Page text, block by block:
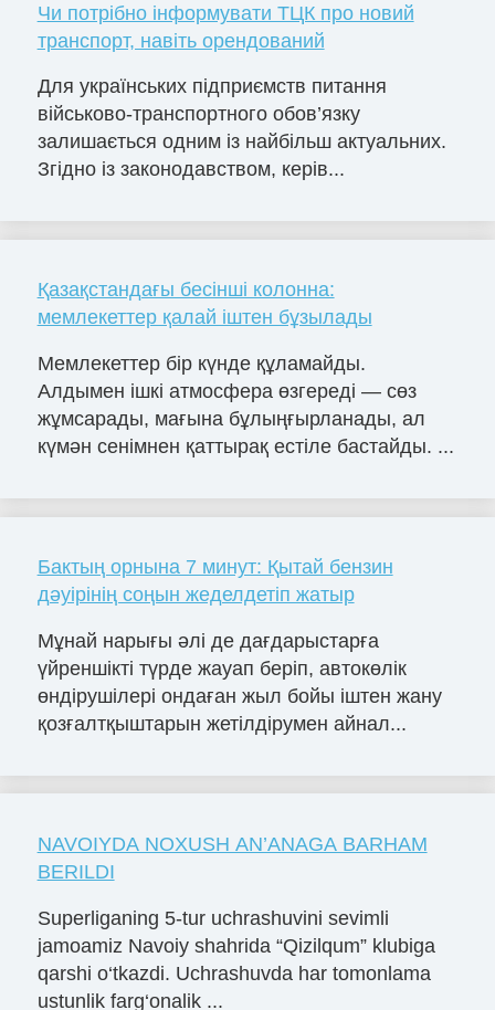
Чи потрібно інформувати ТЦК про новий
транспорт, навіть орендований
Для українських підприємств питання
військово-транспортного обов’язку
залишається одним із найбільш актуальних.
Згідно із законодавством, керів...
Қазақстандағы бесінші колонна:
мемлекеттер қалай іштен бұзылады
Мемлекеттер бір күнде құламайды.
Алдымен ішкі атмосфера өзгереді — сөз
жұмсарады, мағына бұлыңғырланады, ал
күмән сенімнен қаттырақ естіле бастайды. ...
Бактың орнына 7 минут: Қытай бензин
дәуірінің соңын жеделдетіп жатыр
Мұнай нарығы әлі де дағдарыстарға
үйреншікті түрде жауап беріп, автокөлік
өндірушілері ондаған жыл бойы іштен жану
қозғалтқыштарын жетілдірумен айнал...
NAVOIYDA NOXUSH AN’ANAGA BARHAM
BERILDI
Superliganing 5-tur uchrashuvini sevimli
jamoamiz Navoiy shahrida “Qizilqum” klubiga
qarshi o‘tkazdi. Uchrashuvda har tomonlama
ustunlik farg‘onalik ...